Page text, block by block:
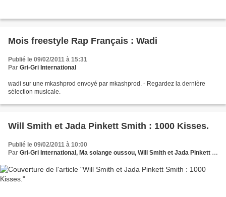
Mois freestyle Rap Français : Wadi
Publié le 09/02/2011 à 15:31
Par Gri-Gri International
wadi sur une mkashprod envoyé par mkashprod. - Regardez la dernière
sélection musicale.
Will Smith et Jada Pinkett Smith : 1000 Kisses.
Publié le 09/02/2011 à 10:00
Par Gri-Gri International, Ma solange oussou, Will Smith et Jada Pinkett Smith